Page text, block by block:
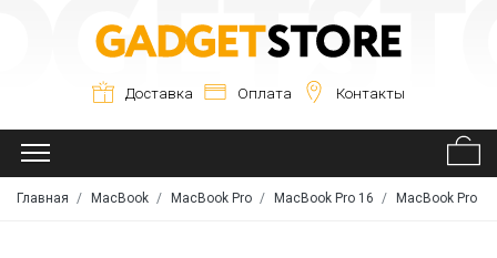
Доставка Оплата Контакты
Главная MacBook MacBook Pro MacBook Pro 16 MacBook Pro